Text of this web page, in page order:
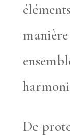
De